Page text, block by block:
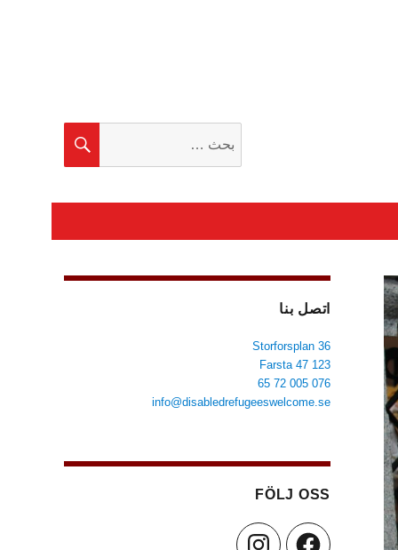
اتصل بنا
Storforsplan 36
123 47 Farsta
076 005 72 65
info@disabledrefugeeswelcome.se
FÖLJ OSS
Facebook
Instagram